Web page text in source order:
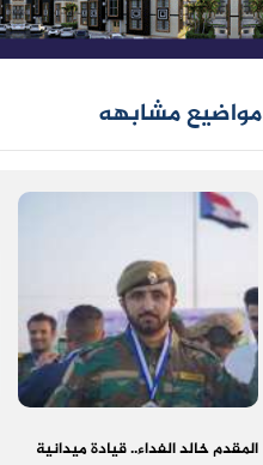
مواضيع مشابهه
المقدم خالد الفداء.. قيادة ميدانية